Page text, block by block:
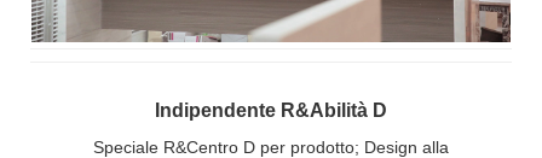
Indipendente R&Abilità D
Speciale R&Centro D per prodotto; Design alla